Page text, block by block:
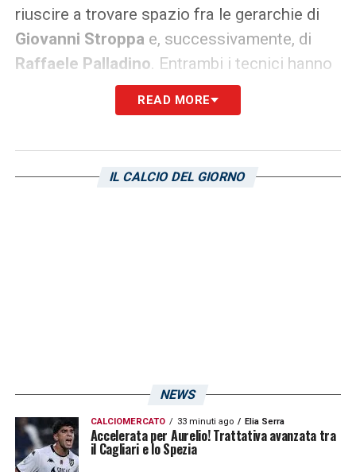
riuscire a trovare spazio fra le gerarchie di
Giovanni Stroppa e, successivamente, di
Raffaele Palladino. Entrambi i tecnici hanno
Inter Michele Di Gregorio
portiere titolare anche nella cavalcata verso
opzioni di Cragno: per lui si parla del
READ MORE
IL CALCIO DEL GIORNO
NEWS
CALCIOMERCATO 33 minuti ago Elia Serra
Accelerata per Aurelio! Trattativa avanzata tra
il Cagliari e lo Spezia